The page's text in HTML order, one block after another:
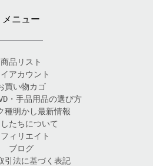
メニュー
商品リスト
アカウント
買い物カゴ
・手品用品の選び方
種明かし最新情報
たちについて
ィリエイト
ブログ
引法に基づく表記